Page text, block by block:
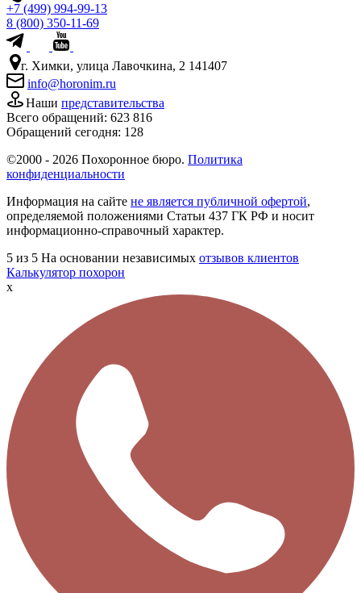
+7 (499) 994-99-13
8 (800) 350-11-69
г. Химки, улица Лавочкина, 2 141407
info@horonim.ru
Наши представительства
Всего обращений: 623 816
Обращений сегодня: 128
©2000 - 2026 Похоронное бюро. Политика
конфиденциальности
Информация на сайте не является публичной офертой,
определяемой положениями Статьи 437 ГК РФ и носит
информационно-справочный характер.
5 из 5 На основании независимых отзывов клиентов
Калькулятор похорон
x